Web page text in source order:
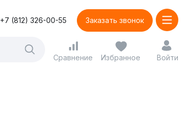
+7 (812) 326-00-55 Заказать звонок
Сравнение Избранное Войти